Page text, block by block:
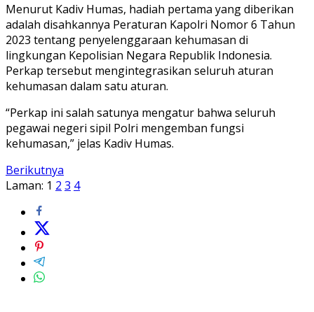
Menurut Kadiv Humas, hadiah pertama yang diberikan
adalah disahkannya Peraturan Kapolri Nomor 6 Tahun
2023 tentang penyelenggaraan kehumasan di
lingkungan Kepolisian Negara Republik Indonesia.
Perkap tersebut mengintegrasikan seluruh aturan
kehumasan dalam satu aturan.
“Perkap ini salah satunya mengatur bahwa seluruh
pegawai negeri sipil Polri mengemban fungsi
kehumasan,” jelas Kadiv Humas.
Berikutnya
Laman: 1 2 3 4